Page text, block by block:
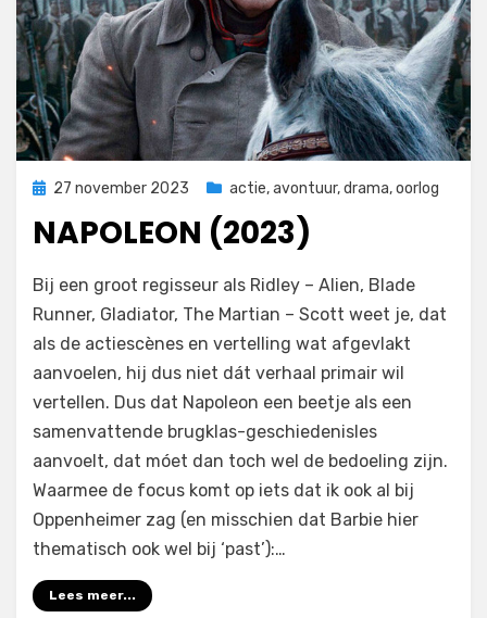
Geplaatst
27 november 2023 actie,avontuur,drama,oorlog
NAPOLEON (2023)
Filmofiel.nl
Bij een groot regisseur als Ridley – Alien, Blade
Runner, Gladiator, The Martian – Scott weet je, dat
als de actiescènes en vertelling wat afgevlakt
aanvoelen, hij dus niet dát verhaal primair wil
vertellen. Dus dat Napoleon een beetje als een
samenvattende brugklas-geschiedenisles
aanvoelt, dat móet dan toch wel de bedoeling zijn.
Waarmee de focus komt op iets dat ik ook al bij
Oppenheimer zag (en misschien dat Barbie hier
thematisch ook wel bij ‘past’):…
Lees meer...